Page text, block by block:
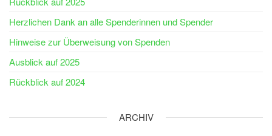
Herzlichen Dank an alle Spenderinnen und Spender
Hinweise zur Überweisung von Spenden
Ausblick auf 2025
Rückblick auf 2024
ARCHIV